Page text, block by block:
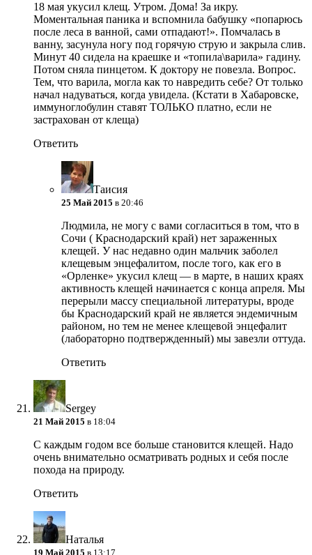
18 мая укусил клещ. Утром. Дома! За икру.
Моментальная паника и вспомнила бабушку «попарюсь
после леса в ванной, сами отпадают!». Помчалась в
ванну, засунула ногу под горячую струю и закрыла слив.
Минут 40 сидела на краешке и «топила\варила» гадину.
Потом сняла пинцетом. К доктору не повезла. Вопрос.
Тем, что варила, могла как то навредить себе? От только
начал надуваться, когда увидела. (Кстати в Хабаровске,
иммуноглобулин ставят ТОЛЬКО платно, если не
застрахован от клеща)
Ответить
Таисия
25 Май 2015 в 20:46
Людмила, не могу с вами согласиться в том, что в
Сочи ( Краснодарский край) нет зараженных
клещей. У нас недавно один мальчик заболел
клещевым энцефалитом, после того, как его в
«Орленке» укусил клещ — в марте, в наших краях
активность клещей начинается с конца апреля. Мы
перерыли массу специальной литературы, вроде
бы Краснодарский край не является эндемичным
районом, но тем не менее клещевой энцефалит
(лабораторно подтвержденный) мы завезли оттуда.
Ответить
Sergey
21 Май 2015 в 18:04
С каждым годом все больше становится клещей. Надо
очень внимательно осматривать родных и себя после
похода на природу.
Ответить
Наталья
19 Май 2015 в 13:17